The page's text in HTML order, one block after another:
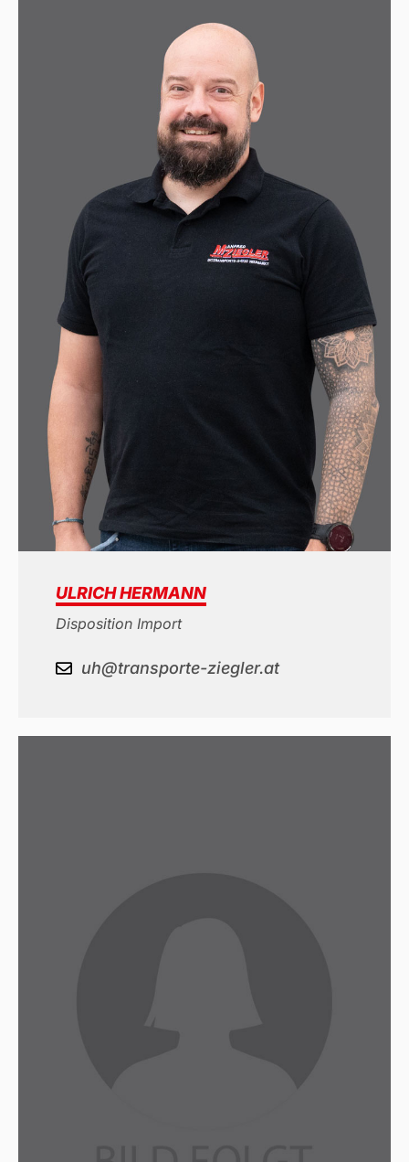
ULRICH HERMANN
Disposition Import
uh@transporte-ziegler.at